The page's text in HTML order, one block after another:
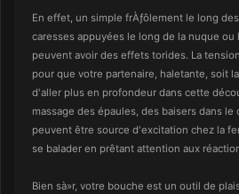
En effet, un simple frÀƒôlement le long
caresses appuyées le long de la nuque
peuvent avoir des effets torides. La
pour que votre partenaire, haletante, soit
d'aller plus en profondeur dans cette
massage des épaules, des baisers dans
peuvent être source d'excitation chez la
se balader en prêtant attention aux
Bien sà»r, votre bouche est un outil de